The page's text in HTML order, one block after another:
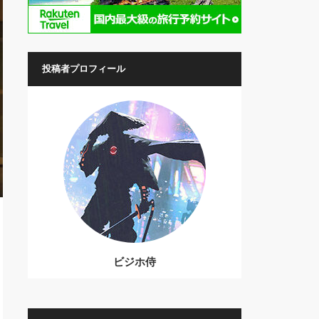
投稿者プロフィール
ビジホ侍